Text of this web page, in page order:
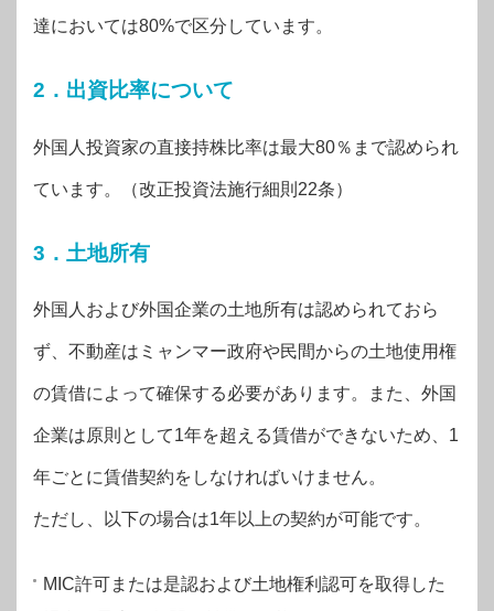
達においては80%で区分しています。
2．出資比率について
外国人投資家の直接持株比率は最大80％まで認められ
ています。（改正投資法施行細則22条）
3．土地所有
外国人および外国企業の土地所有は認められておら
ず、不動産はミャンマー政府や民間からの土地使用権
の賃借によって確保する必要があります。また、外国
企業は原則として1年を超える賃借ができないため、1
年ごとに賃借契約をしなければいけません。
ただし、以下の場合は1年以上の契約が可能です。
MIC許可または是認および土地権利認可を取得した